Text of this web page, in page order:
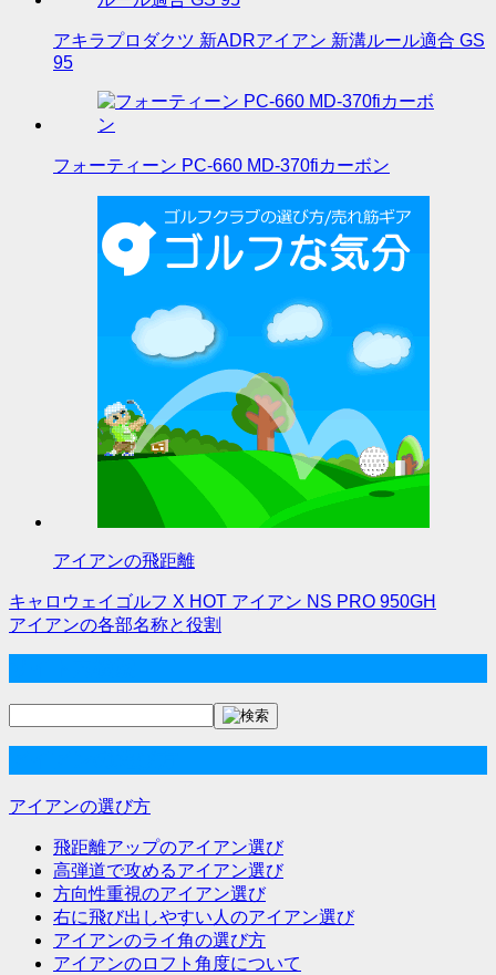
アキラプロダクツ 新ADRアイアン 新溝ルール適合 GS
95
フォーティーン PC-660 MD-370fiカーボン
アイアンの飛距離
投
稿
ビ
ー
キャロウェイゴルフ X HOT アイアン NS PRO 950GH
アイアンの各部名称と役割
アイアンの選び方
飛距離アップのアイアン選び
高弾道で攻めるアイアン選び
方向性重視のアイアン選び
右に飛び出しやすい人のアイアン選び
アイアンのライ角の選び方
アイアンのロフト角度について